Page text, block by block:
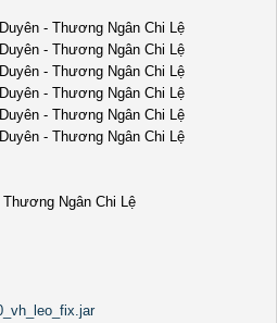
Ngân Chi Lệ